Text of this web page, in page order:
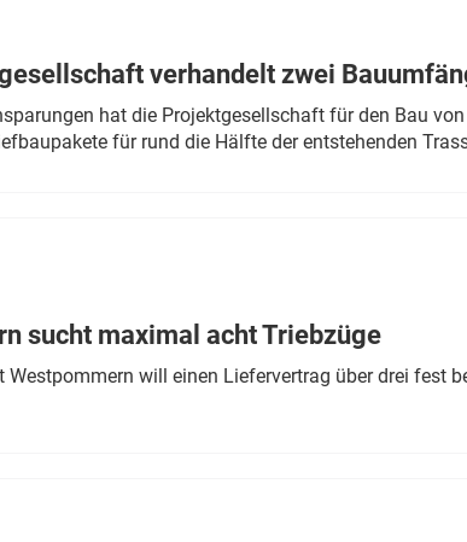
verhandelt zwei
hat die Projektgesellschaft für den Bau
für rund die Hälfte der entstehenden
sucht maximal acht Triebzüge
Westpommern will einen Liefervertrag über drei fest